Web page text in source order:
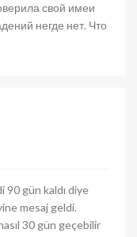
свой имеи
негде нет. Что
90 gün kaldı diye
mesaj geldi.
30 gün geçebilir